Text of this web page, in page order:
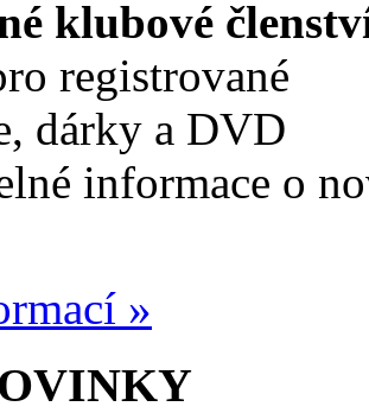
klubové
registrované
dárky a DVD
informace o
»